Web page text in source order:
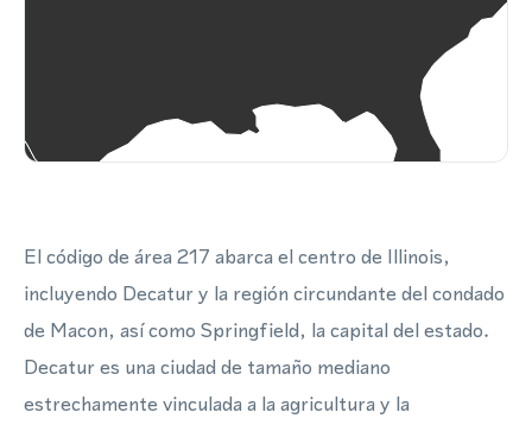
El código de área 217 abarca el centro de Illinois,
incluyendo Decatur y la región circundante del condado
de Macon, así como Springfield, la capital del estado.
Decatur es una ciudad de tamaño mediano
estrechamente vinculada a la agricultura y la